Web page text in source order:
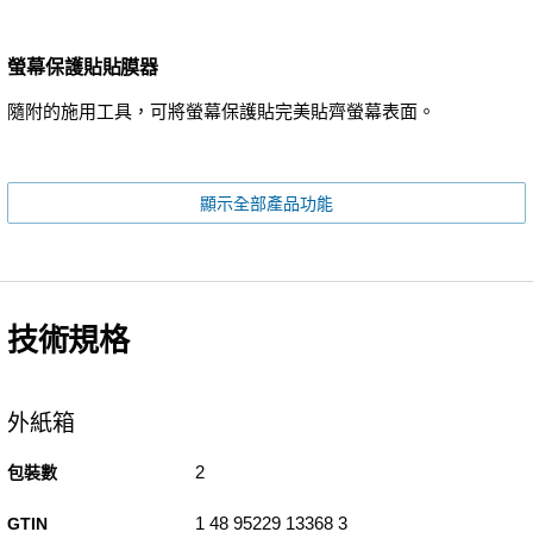
螢幕保護貼貼膜器
隨附的施用工具，可將螢幕保護貼完美貼齊螢幕表面。
顯示全部產品功能
技術規格
外紙箱
包裝數 2
GTIN 1 48 95229 13368 3